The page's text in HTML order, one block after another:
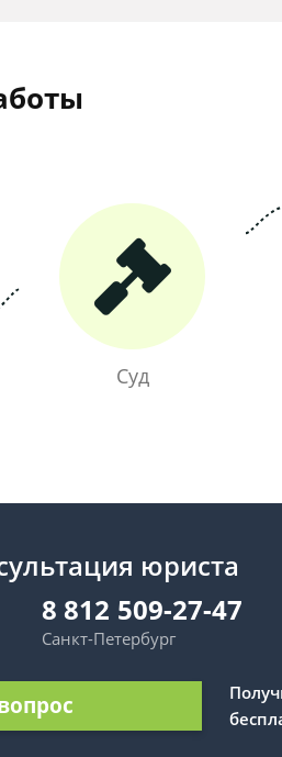
Суд
юриста
8 812 509-27-47
Санкт-Петербург